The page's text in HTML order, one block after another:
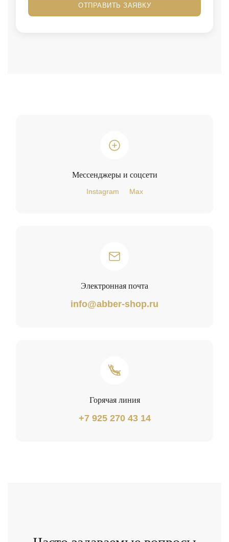
ОТПРАВИТЬ ЗАЯВКУ
Мессенджеры и соцсети
Instagram Max
Электронная почта
info@abber-shop.ru
Горячая линия
+7 925 270 43 14